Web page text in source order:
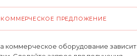
ПРЕДЛОЖЕНИЕ
коммерческое оборудование зависит